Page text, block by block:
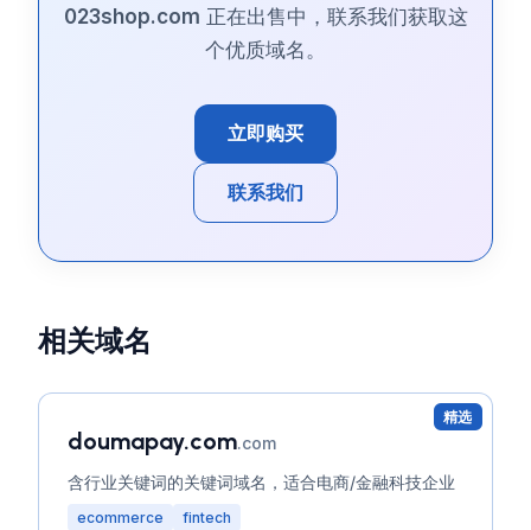
023shop.com 正在出售中，联系我们获取这
个优质域名。
立即购买
联系我们
相关域名
精选
doumapay.com.com
含行业关键词的关键词域名，适合电商/金融科技企业
ecommerce fintech